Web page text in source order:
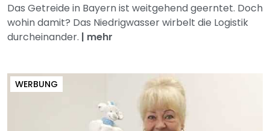
Das Getreide in Bayern ist weitgehend geerntet. Doch
wohin damit? Das Niedrigwasser wirbelt die Logistik
durcheinander. | mehr
WERBUNG